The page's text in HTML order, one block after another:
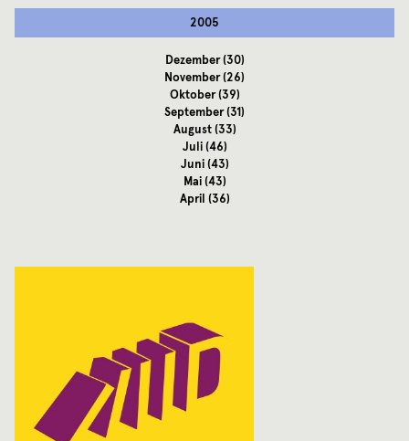
2005
Dezember(30)
November(26)
Oktober(39)
September(31)
August(33)
Juli(46)
Juni(43)
Mai(43)
April (36)